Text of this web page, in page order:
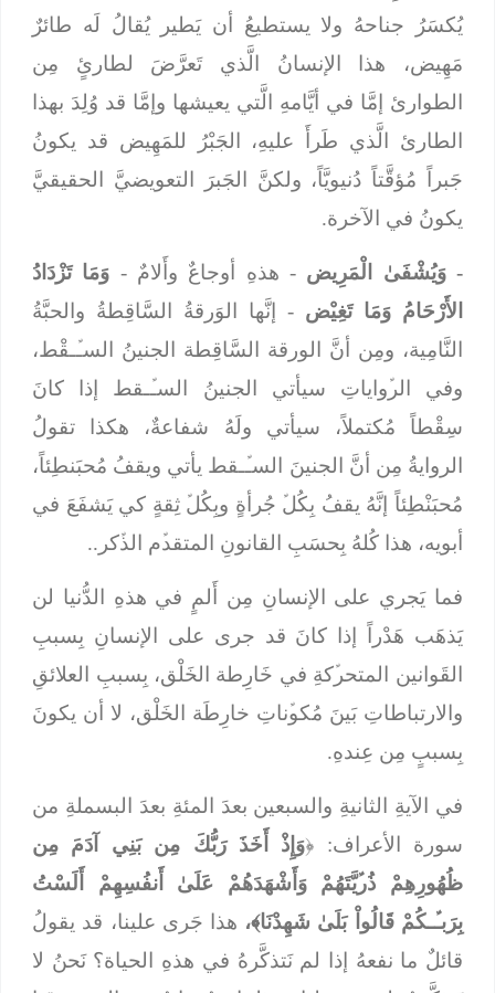
يُكسَرُ جناحهُ ولا يستطيعُ أن يَطير يُقالُ لَه طائرٌ
مَهِيض، هذا الإنسانُ الَّذي تَعرَّضَ لطارئٍ مِن
الطوارئ إمَّا في أيَّامهِ الَّتي يعيشها وإمَّا قد وُلِدَ بهذا
الطارئ الَّذي طَرأَ عليهِ، الجَبْرُ للمَهِيض قد يكونُ
جَبراً مُؤقَّتاً دُنيويَّاً، ولكنَّ الجَبرَ التعويضيَّ الحقيقيَّ
يكونُ في الآخرة.
وَيُشْفَىٰ الْمَرِيض- هذهِ أوجاعٌ وأَلامٌ - وَمَا تَزْدَادُ
الأَرْحَامُ وَمَا تَغِيْض- إنَّها الوَرقةُ السَّاقِطةُ والحبَّةُ
النَّامِية، ومِن أنَّ الورقة السَّاقِطة الجنينُ السـﱢـقْط،
وفي الرﱢواياتِ سيأتي الجنينُ السـﱢـقط إذا كانَ
سِقْطاً مُكتملاً، سيأتي ولَهُ شفاعةٌ، هكذا تقولُ
الروايةُ مِن أنَّ الجنينَ السـﱢـقط يأتي ويقفُ مُحبَنطِئاً،
مُحبَنْطِئاً إنَّهُ يقفُ بِكُلﱢ جُرأةٍ وبِكُلﱢ ثِقةٍ كي يَشفَعَ في
أبويه، هذا كُلهُ بِحسَبِ القانونِ المتقدﱢم الذﱢكر..
فما يَجري على الإنسانِ مِن أَلمٍ في هذهِ الدُّنيا لن
يَذهَب هَدْراً إذا كانَ قد جرى على الإنسانِ بِسببِ
القَوانين المتحرﱢكةِ في خَارِطة الخَلْق، بِسببِ العلائقِ
والارتباطاتِ بَينَ مُكوﱢناتِ خارِطَة الخَلْق، لا أن يكونَ
بِسببٍ مِن عِندهِ.
في الآيةِ الثانيةِ والسبعين بعدَ المئةِ بعدَ البسملةِ من
سورة الأعراف: ﴿وَإِذْ أَخَذَ رَبُّكَ مِن بَنِي آدَمَ مِن
ظُهُورِهِمْ ذُرﱢيَّتَهُمْ وَأَشْهَدَهُمْ عَلَىٰ أَنفُسِهِمْ أَلَسْتُ
بِرَبـﱢـكُمْ قَالُواْ بَلَىٰ شَهِدْنَا﴾،هذا جَرى علينا، قد يقولُ
قائلٌ ما نفعهُ إذا لم نَتذكَّرهُ في هذهِ الحياة؟ نَحنُ لا